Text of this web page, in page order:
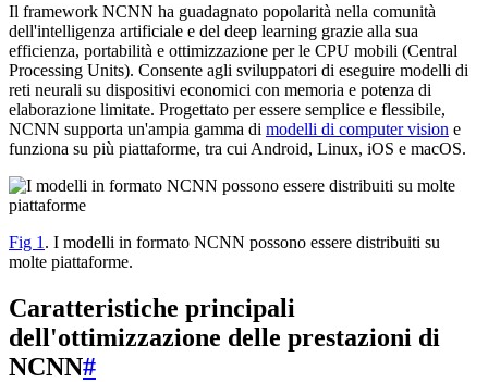
Il framework NCNN ha guadagnato popolarità nella comunità
dell'intelligenza artificiale e del deep learning grazie alla sua
efficienza, portabilità e ottimizzazione per le CPU mobili (Central
Processing Units). Consente agli sviluppatori di eseguire modelli di
reti neurali su dispositivi economici con memoria e potenza di
elaborazione limitate. Progettato per essere semplice e flessibile,
NCNN supporta un'ampia gamma di modelli di computer vision e
funziona su più piattaforme, tra cui Android, Linux, iOS e macOS.
Fig 1 . I modelli in formato NCNN possono essere distribuiti su
molte piattaforme.
Caratteristiche principali
dell'ottimizzazione delle prestazioni di
NCNN#